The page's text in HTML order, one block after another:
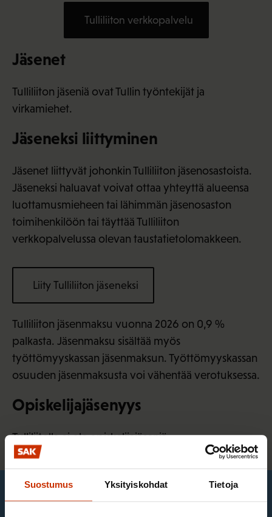
Suostumus Yksityiskohdat Tietoja
Tulliliiton verkkopalvelu
Jäsenet
Tulliliiton jäseniä ovat Tullin työntekijät ja
virkamiehet.
Jäseneksi liittyminen
Jäsenet liittyvät johonkin Tulliliiton jäsenosastoista.
Jäseneksi haluavat voivat ottaa yhteyttä alueensa
luottamusmieheen tai lähimmän jäsenosaston
toimihenkilöön tai täyttää Tulliliiton
verkkopalvelussa olevan taustatietolomakkeen.
Liity Tulliliiton jäseneksi
Tulliliiton jäsenmaksu vuonna 2026 on 0,9 %
palkasta. Jäsenmaksu sisältää myös
työttömyyskassan jäsenmaksun. Työttömyyskassan
osuuden jäsenmaksusta voi vähentää verotuksessa.
Opiskelijajäsenyys
Tulliliitolla ei ole opiskelijajäseniä.